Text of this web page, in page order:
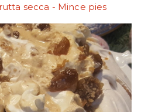
secca - Mince pies